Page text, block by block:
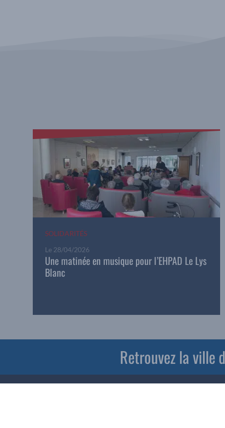
SOLIDARITÉS
Le 28/04/2026
Une matinée en musique pour l’EHPAD Le Lys
Blanc
Retrouvez la ville